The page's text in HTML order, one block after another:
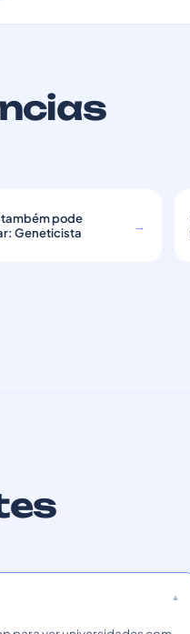
também pode
Geneticista
→